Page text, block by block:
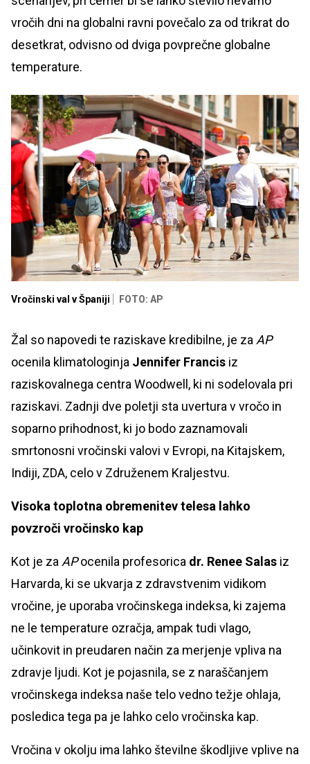
vročih dni na globalni ravni povečalo za od trikrat do
desetkrat, odvisno od dviga povprečne globalne
temperature.
Vročinski val v Španiji FOTO: AP
Žal so napovedi te raziskave kredibilne, je zaAP
ocenila klimatologinja Jennifer Francis iz
raziskovalnega centra Woodwell, ki ni sodelovala pri
raziskavi. Zadnji dve poletji sta uvertura v vročo in
soparno prihodnost, ki jo bodo zaznamovali
smrtonosni vročinski valovi v Evropi, na Kitajskem,
Indiji, ZDA, celo v Združenem Kraljestvu.
Visoka toplotna obremenitev telesa lahko
povzroči vročinsko kap
Kot je zaAPocenila profesorica dr. Renee Salas iz
Harvarda, ki se ukvarja z zdravstvenim vidikom
vročine, je uporaba vročinskega indeksa, ki zajema
ne le temperature ozračja, ampak tudi vlago,
učinkovit in preudaren način za merjenje vpliva na
zdravje ljudi. Kot je pojasnila, se z naraščanjem
vročinskega indeksa naše telo vedno težje ohlaja,
posledica tega pa je lahko celo vročinska kap.
Vročina v okolju ima lahko številne škodljive vplive na